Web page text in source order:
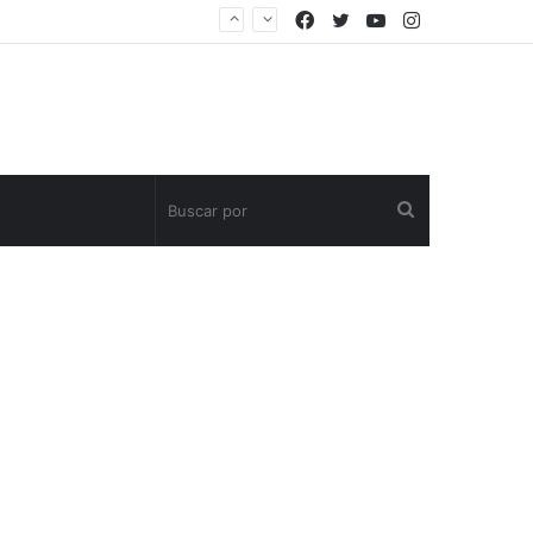
YouTube
Twitter
Facebook